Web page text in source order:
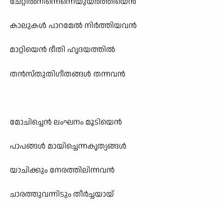
കാലുകൾ പാറമേൽ നിർത്തിയവൻ
മാറ്റിയെൻ ഭീതി ഹൃദയത്തിൽ
തൻസ്തുതിഗീതങ്ങൾ തന്നവൻ
മോചിച്ചെൻ ലംഘനം മൂടിയെൻ
പാപങ്ങൾ മായിച്ചെന്നകൃത്യങ്ങൾ
യാചിക്കും നേരത്തിലിന്നവൻ
ചാരത്തുവന്നിടും തീർച്ചയായ്